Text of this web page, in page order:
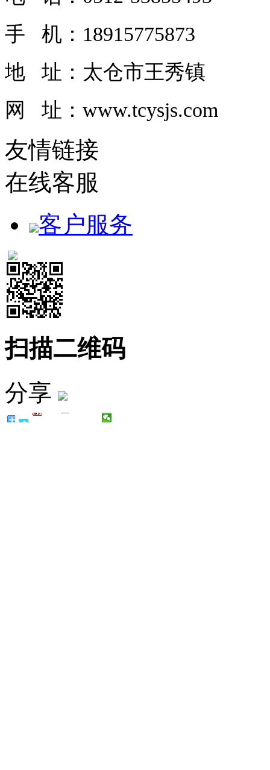
手 机：18915775873
地 址：太仓市王秀镇
网 址：www.tcysjs.com
友情链接
在线客服
客户服务
扫描二维码
分享